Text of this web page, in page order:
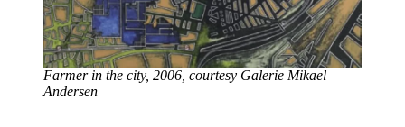
Farmer in the city, 2006, courtesy Galerie Mikael
Andersen